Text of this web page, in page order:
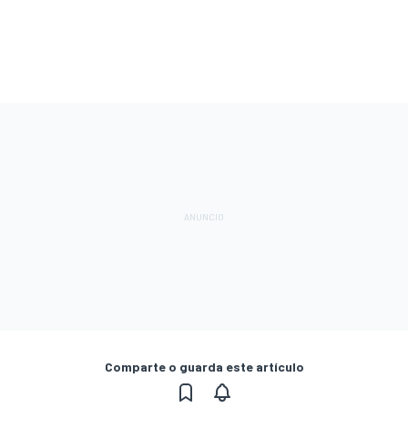
Comparte o guarda este artículo